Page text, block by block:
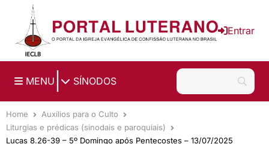
Ir para o conteúdo principal
Entrar
MENU SÍNODOS
Home
Auxílios para o Culto
Liturgias e prédicas (sinodais e paroquiais)
Lucas 8.26-39 – 5º Domingo após Pentecostes – 13/07/2025